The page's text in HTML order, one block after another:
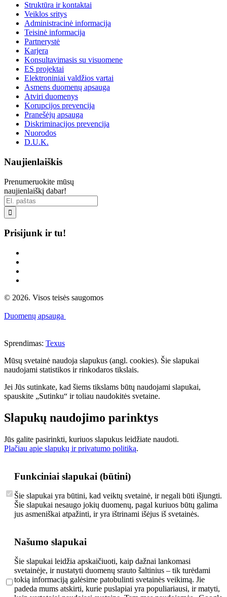
Struktūra ir kontaktai
Veiklos sritys
Administracinė informacija
Teisinė informacija
Partnerystė
Karjera
Konsultavimasis su visuomene
ES projektai
Elektroniniai valdžios vartai
Asmens duomenų apsauga
Atviri duomenys
Korupcijos prevencija
Pranešėjų apsauga
Diskriminacijos prevencija
Nuorodos
D.U.K.
Naujienlaiškis
Prenumeruokite mūsų
naujienlaiškį dabar!

Prisijunk ir tu!
© 2026. Visos teisės saugomos
Duomenų apsauga
Sprendimas: Texus
Mūsų svetainė naudoja slapukus (angl. cookies). Šie slapukai
naudojami statistikos ir rinkodaros tikslais.
Jei Jūs sutinkate, kad šiems tikslams būtų naudojami slapukai,
spauskite „Sutinku“ ir toliau naudokitės svetaine.
Slapukų naudojimo parinktys
Jūs galite pasirinkti, kuriuos slapukus leidžiate naudoti.
Plačiau apie slapukų ir privatumo politiką.
Funkciniai slapukai (būtini)
Šie slapukai yra būtini, kad veiktų svetainė, ir negali būti išjungti.
Šie slapukai nesaugo jokių duomenų, pagal kuriuos būtų galima
jus asmeniškai atpažinti, ir yra ištrinami išėjus iš svetainės.
Našumo slapukai
Šie slapukai leidžia apskaičiuoti, kaip dažnai lankomasi
svetainėje, ir nustatyti duomenų srauto šaltinius – tik turėdami
tokią informaciją galėsime patobulinti svetainės veikimą. Jie
padeda mums atskirti, kurie puslapiai yra populiariausi, ir matyti,